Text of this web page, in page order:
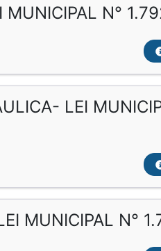
MUNICIPAL N°
LEI
MUNICIPAL N°